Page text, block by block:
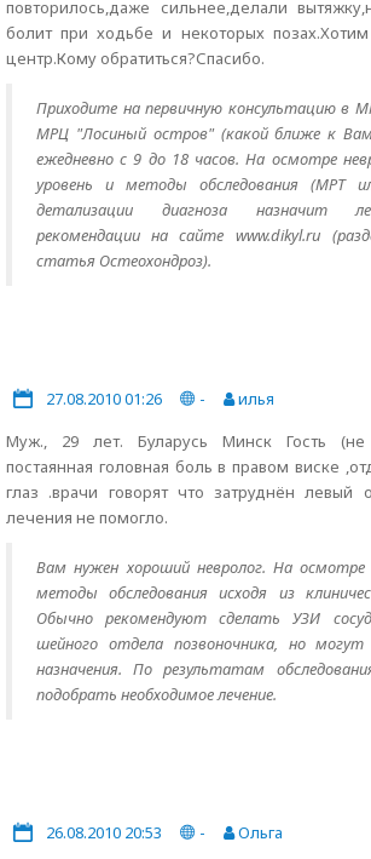
повторилось,даже сильнее,делали
болит при ходьбе и некоторых
центр.Кому обратиться?Спасибо.
Приходите на первичную консультацию в
МРЦ "Лосиный остров" (какой ближе к
ежедневно с 9 до 18 часов. На осмотре
уровень и методы обследования (МРТ
детализации диагноза назначит
рекомендации на сайте www.dikyl.ru
статья Остеохондроз).
27.08.2010 01:26 -
илья
Муж., 29 лет. Буларусь Минск Гость (не
постаянная головная боль в правом виске
глаз .врачи говорят что затруднён левый
лечения не помогло.
Вам нужен хороший невролог. На осмотре
методы обследования исходя из
Обычно рекомендуют сделать УЗИ
шейного отдела позвоночника, но
назначения. По результатам
подобрать необходимое лечение.
26.08.2010 20:53 -
Ольга